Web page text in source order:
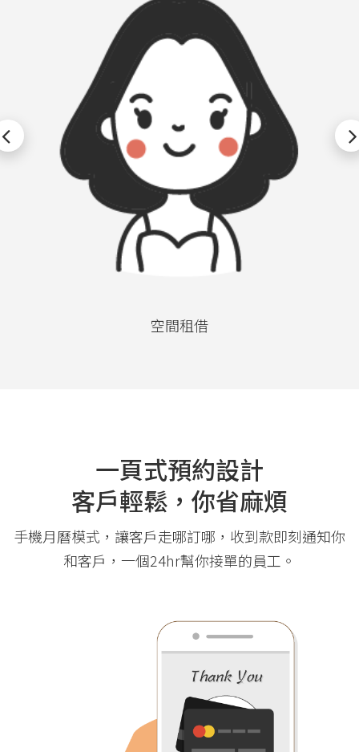
空間租借
一頁式預約設計
客戶輕鬆，你省麻煩
手機月曆模式，讓客戶走哪訂哪，收到款即刻通知你
和客戶，一個24hr幫你接單的員工。